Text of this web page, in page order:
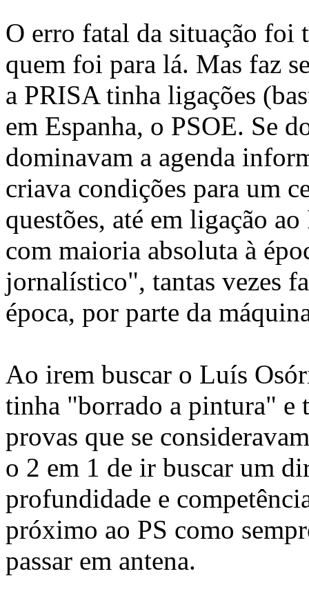
O erro fatal da situação foi
quem foi para lá. Mas faz
a PRISA tinha ligações
em Espanha, o PSOE. Se
dominavam a agenda
criava condições para um
questões, até em ligação
com maioria absoluta à
jornalístico", tantas vezes
época, por parte da
Ao irem buscar o Luís
tinha "borrado a pintura" e
provas que se
o 2 em 1 de ir buscar um
profundidade e
próximo ao PS como
passar em antena.